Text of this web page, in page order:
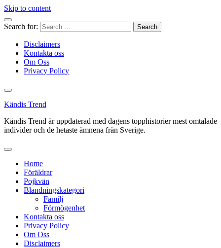
Skip to content
Search for:
Disclaimers
Kontakta oss
Om Oss
Privacy Policy
Kändis Trend
Kändis Trend är uppdaterad med dagens topphistorier mest omtalade
individer och de hetaste ämnena från Sverige.
Home
Föräldrar
Pojkvän
Blandningskategori
Familj
Förmögenhet
Kontakta oss
Privacy Policy
Om Oss
Disclaimers